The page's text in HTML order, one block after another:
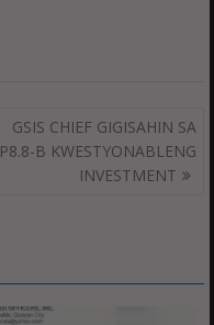
GSIS CHIEF GIGISAHIN SA
P8.8-B KWESTYONABLENG
INVESTMENT